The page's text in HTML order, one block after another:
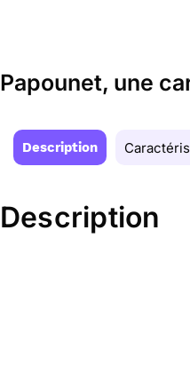
Papounet, une
Description
Description